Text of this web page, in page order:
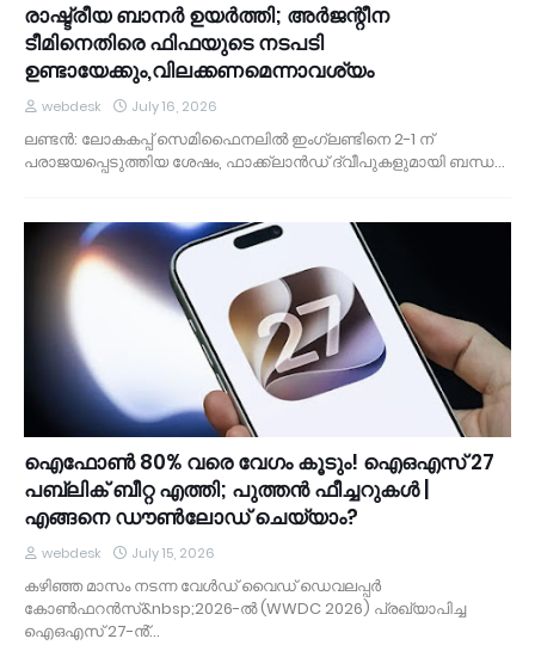
രാഷ്ട്രീയ ബാനർ ഉയർത്തി; അർജന്റീന
ടീമിനെതിരെ ഫിഫയുടെ നടപടി
ഉണ്ടായേക്കും,വിലക്കണമെന്നാവശ്യം
webdesk July 16, 2026
ലണ്ടൻ: ലോകകപ്പ് സെമിഫൈനലിൽ ഇംഗ്ലണ്ടിനെ 2-1 ന്
പരാജയപ്പെടുത്തിയ ശേഷം, ഫാക്ക്ലാൻഡ് ദ്വീപുകളുമായി ബന്ധ…
ഐഫോൺ 80% വരെ വേഗം കൂടും! ഐഒഎസ് 27
പബ്ലിക് ബീറ്റ എത്തി; പുത്തൻ ഫീച്ചറുകൾ |
എങ്ങനെ ഡൗൺലോഡ് ചെയ്യാം?
webdesk July 15, 2026
കഴിഞ്ഞ മാസം നടന്ന വേൾഡ് വൈഡ് ഡെവലപ്പർ
കോൺഫറൻസ്&nbsp;2026-ൽ (WWDC 2026) പ്രഖ്യാപിച്ച
ഐഒഎസ് 27-ൻ്…